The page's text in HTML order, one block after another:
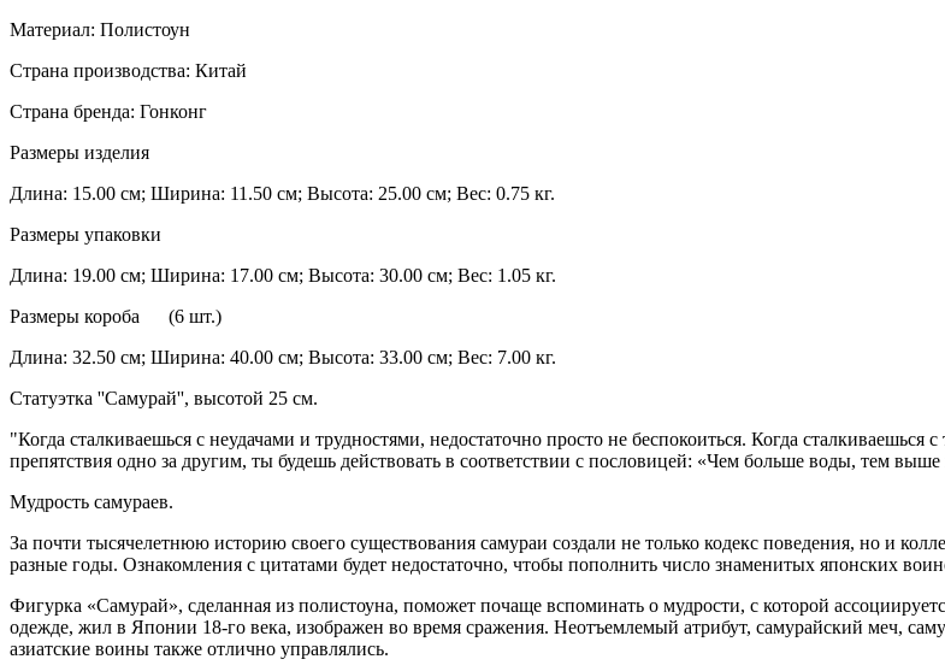
Материал: Полистоун
Страна производства: Китай
Страна бренда: Гонконг
Размеры изделия
Длина: 15.00 см; Ширина: 11.50 см; Высота: 25.00 см; Вес: 0.75 кг.
Размеры упаковки
Длина: 19.00 см; Ширина: 17.00 см; Высота: 30.00 см; Вес: 1.05 кг.
Размеры короба (6 шт.)
Длина: 32.50 см; Ширина: 40.00 см; Высота: 33.00 см; Вес: 7.00 кг.
Статуэтка ''Самурай'', высотой 25 см.
"Когда сталкиваешься с неудачами и трудностями, недостаточно просто не беспокоиться. Когда
препятствия одно за другим, ты будешь действовать в соответствии с пословицей: «Чем больше воды, тем выше
Мудрость самураев.
За почти тысячелетнюю историю своего существования самураи создали не только кодекс поведения, но и
разные годы. Ознакомления с цитатами будет недостаточно, чтобы пополнить число знаменитых японских
Фигурка «Самурай», сделанная из полистоуна, поможет почаще вспоминать о мудрости, с которой
одежде, жил в Японии 18-го века, изображен во время сражения. Неотъемлемый атрибут, самурайский меч,
азиатские воины также отлично управлялись.